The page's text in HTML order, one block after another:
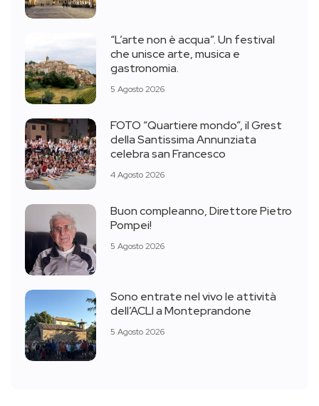
“L’arte non è acqua”. Un festival
che unisce arte, musica e
gastronomia.
5 Agosto 2026
FOTO “Quartiere mondo”, il Grest
della Santissima Annunziata
celebra san Francesco
4 Agosto 2026
Buon compleanno, Direttore Pietro
Pompei!
5 Agosto 2026
Sono entrate nel vivo le attività
dell’ACLI a Monteprandone
5 Agosto 2026